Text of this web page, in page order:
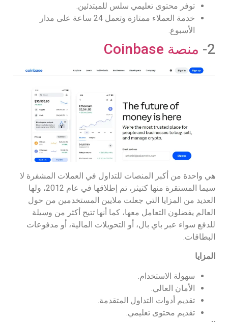
توفر محتوى تعليمي سلس للمبتدئين.
خدمة العملاء ممتازة وتعمل 24 ساعة على مدار
الأسبوع.
2- منصة Coinbase
هي واحدة من أكبر المنصات للتداول في العملات المشفرة لا
سيما المستقرة منها كتيثر، تم إطلاقها في عام 2012، ولها
العديد من المزايا التي جعلت ملايين المستخدمين من حول
العالم يفضلون التعامل معها، كما أنها تتيح أكثر من وسيلة
للدفع سواء عبر باي بال، أو التحويلات المالية، أو مدفوعات
البطاقات.
المزايا
سهولة الاستخدام.
الأمان العالي.
تقديم أدوات التداول المتقدمة.
تقديم محتوى تعليمي.